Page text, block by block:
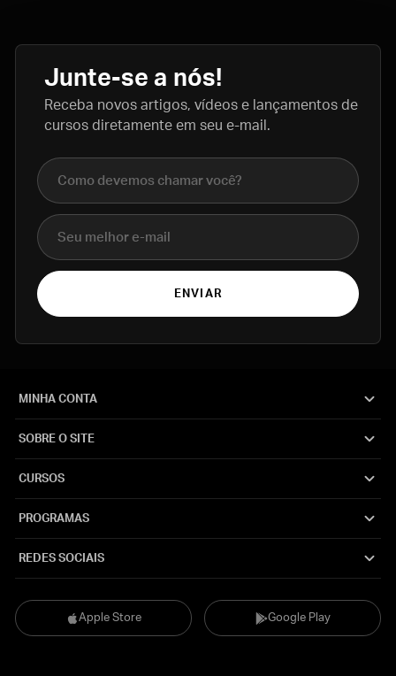
Junte-se a nós!
Receba novos artigos, vídeos e lançamentos de
cursos diretamente em seu e-mail.
Nome completo
E-mail
ENVIAR
Apple Store Google Play
MINHA CONTA
SOBRE O SITE
CURSOS
PROGRAMAS
REDES SOCIAIS